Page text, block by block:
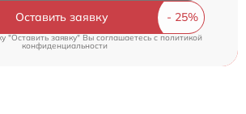
Оставить заявку
"Оставить заявку" Вы соглашаетесь cполитикой
конфиденциальности